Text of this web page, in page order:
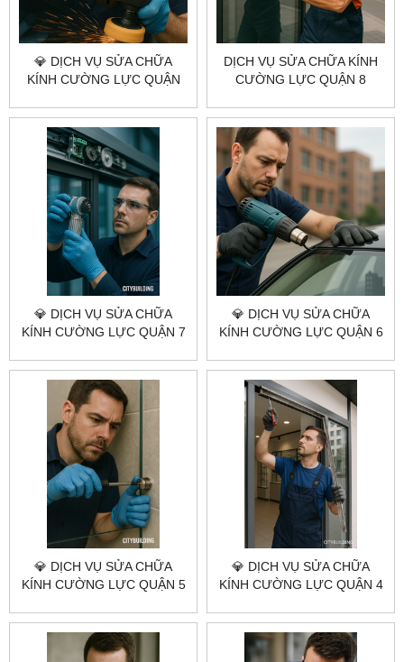
💎 DỊCH VỤ SỬA CHỮA
KÍNH CƯỜNG LỰC QUẬN
NHANH – BỀN – CHUẨN KỸ
THUẬT
DỊCH VỤ SỬA CHỮA KÍNH
CƯỜNG LỰC QUẬN 8
NHANH, ĐÚNG KỸ THUẬT,
BÁO GIÁ RÕ RÀNG
💎 DỊCH VỤ SỬA CHỮA
KÍNH CƯỜNG LỰC QUẬN 7
NHANH – CHUẨN KỸ THUẬT
– GIÁ XƯỞNG
💎 DỊCH VỤ SỬA CHỮA
KÍNH CƯỜNG LỰC QUẬN 6
NHANH – CHUẨN KỸ THUẬT
– GIÁ XƯỞNG
💎 DỊCH VỤ SỬA CHỮA
KÍNH CƯỜNG LỰC QUẬN 5
NHANH – UY TÍN – GIÁ
XƯỞNG
💎 DỊCH VỤ SỬA CHỮA
KÍNH CƯỜNG LỰC QUẬN 4
NHANH – CHUẨN KỸ THUẬT
– GIÁ XƯỞNG